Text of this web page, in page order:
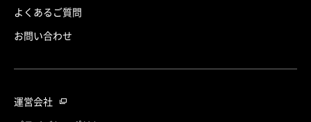
よくあるご質問
お問い合わせ
運営会社